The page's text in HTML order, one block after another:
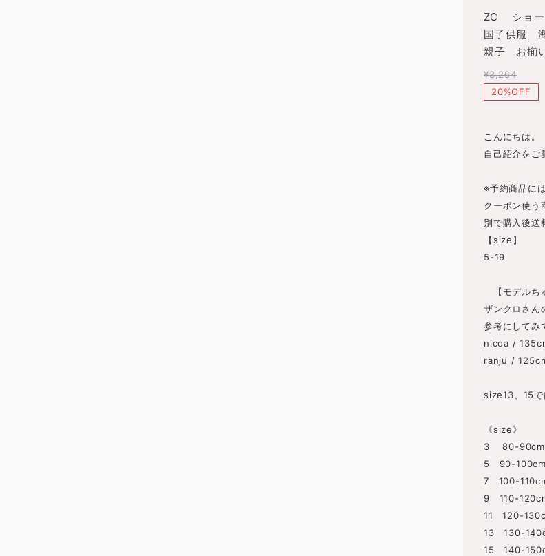
ZC ショ
国子供服
親子 お揃
¥3,264
20%OFF
こんにちは。
自己紹介をご
※予約商品に
クーポン使う
別で購入後送
【size】
5-19
【モデルち
ザンクロさん
参考にしてみ
nicoa /
ranju /
size13、15で
《size》
3 80-90cm
5 90-100cm
7 100-
9 110-
11 120-
13 130-
15 140-